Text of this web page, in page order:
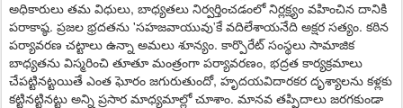
అధికారులు తమ విధులు, బాధ్యతలు నిర్వర్తించడంలో నిర్లక్ష్యం వహించిన దానికి
పరాకాష్ఠ‌. ప్రజల భ్రదతను 'స‌హ‌జవాయువు'కే వదిలేశాయనేది అక్షర సత్యం. కఠిన
పర్యావరణ చట్టాలు ఉన్నా అమలు శూన్యం. కార్పొరేట్ సంస్థలు సామాజిక
బాధ్యతను విస్మరించి తూతూ మంత్రంగా పర్యావరణం, భద్రత కార్యక్రమాలు
చేపట్టినట్టయితే ఎంత ఘోరం జగురుతుందో, హృదయవిదారకర దృశ్యాలను కళ్లకు
కట్టినట్టినట్టు అన్ని ప్రసార మాధ్యమాల్లో చూశాం. మానవ తప్పిదాలు జరగకుండా